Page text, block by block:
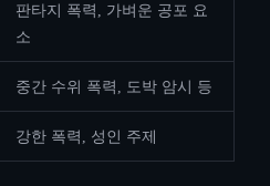
판타지 폭력, 가벼운 공포 요
소
중간 수위 폭력, 도박 암시 등
강한 폭력, 성인 주제